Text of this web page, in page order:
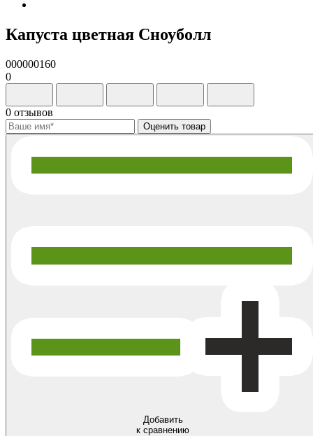
Капуста цветная Сноуболл
000000160
0
0 отзывов
Добавить
к сравнению